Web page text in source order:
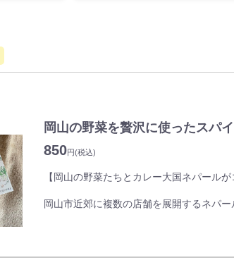
岡山の野菜を贅沢に使ったスパ
850円(税込)
【岡山の野菜たちとカレー大国ネパール
岡山市近郊に複数の店舗を展開するネパ
作られています。